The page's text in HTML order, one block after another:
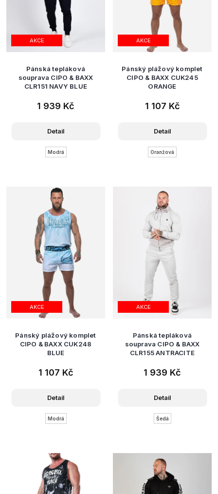
AKCE
Pánská tepláková
souprava CIPO & BAXX
CLR151 NAVY BLUE
1 939 Kč
Detail
Modrá
AKCE
Pánský plážový komplet
CIPO & BAXX CUK245
ORANGE
1 107 Kč
Detail
Oranžová
AKCE
Pánský plážový komplet
CIPO & BAXX CUK248
BLUE
1 107 Kč
Detail
Modrá
AKCE
Pánská tepláková
souprava CIPO & BAXX
CLR155 ANTRACITE
1 939 Kč
Detail
Šedá